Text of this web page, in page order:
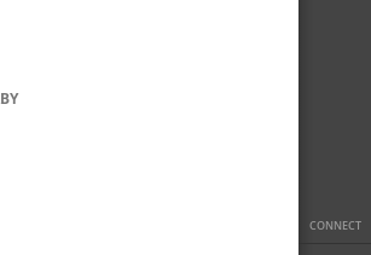
CONNECT